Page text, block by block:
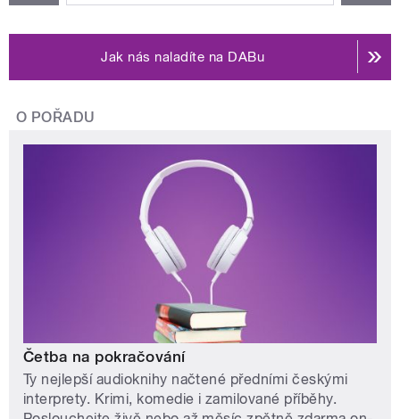
Jak nás naladíte na DABu
O POŘADU
Četba na pokračování
Ty nejlepší audioknihy načtené předními českými
interprety. Krimi, komedie i zamilované příběhy.